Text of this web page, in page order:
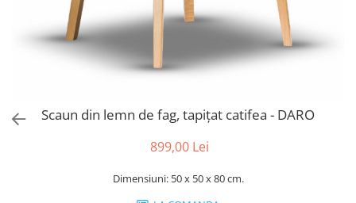
Console extensibile
Scaune
Covoare dining
Scaune de bar / insula
Scaun din lemn de fag, tapițat catifea - DARO
899,00 Lei
Dimensiuni: 50 x 50 x 80 cm.